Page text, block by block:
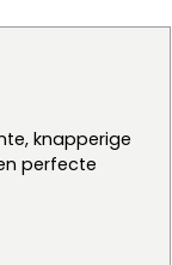
knapperige
perfecte